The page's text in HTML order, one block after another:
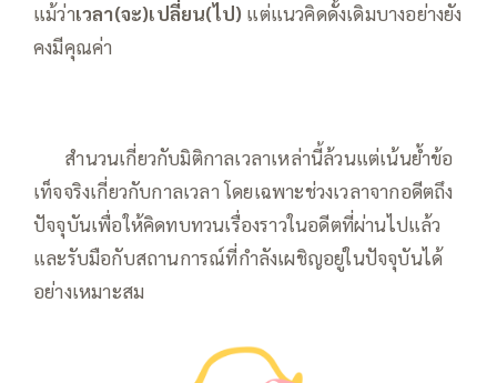
แม้ว่าเวลา(จะ)เปลี่ยน(ไป) แต่แนวคิดดั้งเดิมบางอย่างยัง
คงมีคุณค่า
สำนวนเกี่ยวกับมิติกาลเวลาเหล่านี้ล้วนแต่เน้นย้ำข้อ
เท็จจริงเกี่ยวกับกาลเวลา โดยเฉพาะช่วงเวลาจากอดีตถึง
ปัจจุบันเพื่อให้คิดทบทวนเรื่องราวในอดีตที่ผ่านไปแล้ว
และรับมือกับสถานการณ์ที่กำลังเผชิญอยู่ในปัจจุบันได้
อย่างเหมาะสม